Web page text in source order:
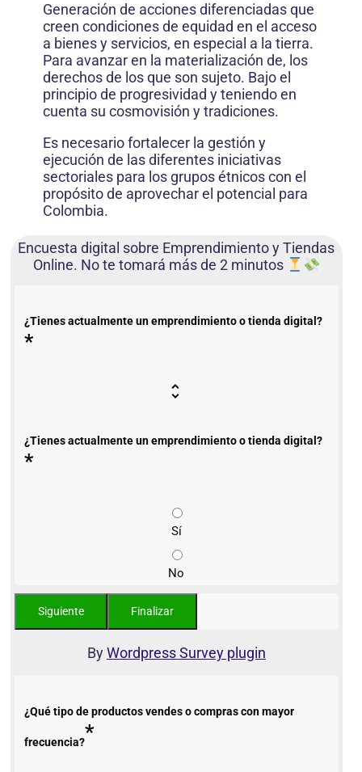
Generación de acciones diferenciadas que
creen condiciones de equidad en el acceso
a bienes y servicios, en especial a la tierra.
Para avanzar en la materialización de, los
derechos de los que son sujeto. Bajo el
principio de progresividad y teniendo en
cuenta su cosmovisión y tradiciones.
Es necesario fortalecer la gestión y
ejecución de las diferentes iniciativas
sectoriales para los grupos étnicos con el
propósito de aprovechar el potencial para
Colombia.
Encuesta digital sobre Emprendimiento y Tiendas
Online. No te tomará más de 2 minutos
¿Tienes actualmente un emprendimiento o tienda digital?
*
¿Tienes actualmente un emprendimiento o tienda digital?
*
Sí
No
ByWordpress Survey plugin
¿Qué tipo de productos vendes o compras con mayor
frecuencia?*